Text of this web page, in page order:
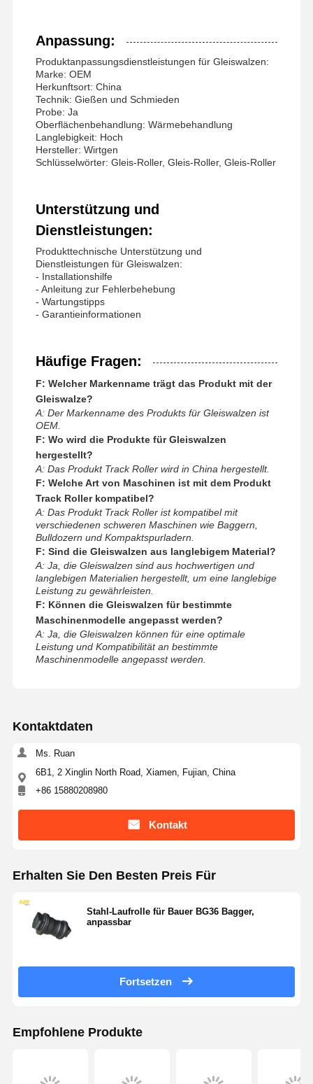
Anpassung:
Produktanpassungsdienstleistungen für Gleiswalzen:
Marke: OEM
Herkunftsort: China
Technik: Gießen und Schmieden
Probe: Ja
Oberflächenbehandlung: Wärmebehandlung
Langlebigkeit: Hoch
Hersteller: Wirtgen
Schlüsselwörter: Gleis-Roller, Gleis-Roller, Gleis-Roller
Unterstützung und
Dienstleistungen:
Produkttechnische Unterstützung und
Dienstleistungen für Gleiswalzen:
- Installationshilfe
- Anleitung zur Fehlerbehebung
- Wartungstipps
- Garantieinformationen
Häufige Fragen:
F: Welcher Markenname trägt das Produkt mit der
Gleiswalze?
A: Der Markenname des Produkts für Gleiswalzen ist
OEM.
F: Wo wird die Produkte für Gleiswalzen
hergestellt?
A: Das Produkt Track Roller wird in China hergestellt.
F: Welche Art von Maschinen ist mit dem Produkt
Track Roller kompatibel?
A: Das Produkt Track Roller ist kompatibel mit
verschiedenen schweren Maschinen wie Baggern,
Bulldozern und Kompaktspurladern.
F: Sind die Gleiswalzen aus langlebigem Material?
A: Ja, die Gleiswalzen sind aus hochwertigen und
langlebigen Materialien hergestellt, um eine langlebige
Leistung zu gewährleisten.
F: Können die Gleiswalzen für bestimmte
Maschinenmodelle angepasst werden?
A: Ja, die Gleiswalzen können für eine optimale
Leistung und Kompatibilität an bestimmte
Maschinenmodelle angepasst werden.
Kontaktdaten
Ms. Ruan
6B1, 2 Xinglin North Road, Xiamen, Fujian, China
+86 15880208980
Kontakt
Erhalten Sie Den Besten Preis Für
Stahl-Laufrolle für Bauer BG36 Bagger,
anpassbar
Fortsetzen
Empfohlene Produkte